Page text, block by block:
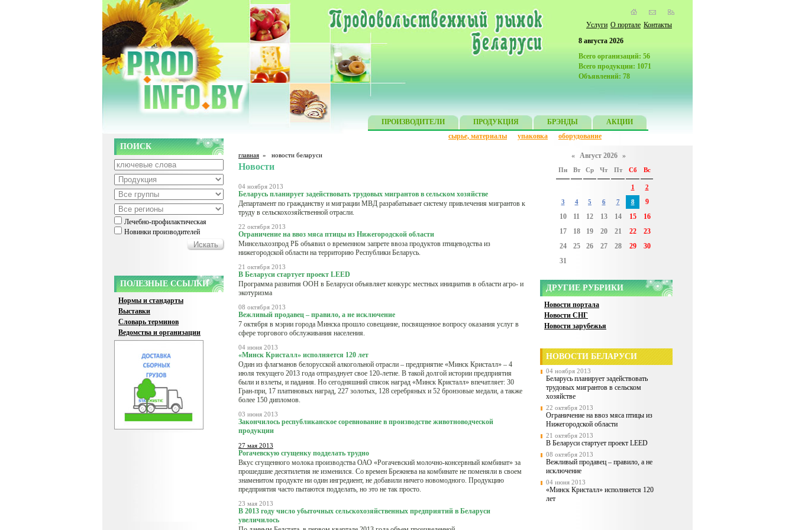
8 августа 2026
Всего организаций: 56
Всего продукции: 1071
Объявлений: 78
ПРОИЗВОДИТЕЛИ ПРОДУКЦИЯ БРЭНДЫ
АКЦИИ
сырье, материалы
упаковка оборудование
Услуги О портале Контакты
ПОИСК
Лечебно-профилактическая
Новинки производителей
ПОЛЕЗНЫЕ ССЫЛКИ
Нормы и стандарты
Выставки
Словарь терминов
Ведомства и организации
главная » новости беларуси
Новости
04 ноября 2013
Беларусь планирует задействовать трудовых мигрантов в сельском хозяйстве
Департамент по гражданству и миграции МВД разрабатывает систему привлечения мигрантов к
труду в сельскохозяйственной отрасли.
22 октября 2013
Ограничение на ввоз мяса птицы из Нижегородской области
Минсельхозпрод РБ объявил о временном запрете ввоза продуктов птицеводства из
нижегородской области на территорию Республики Беларусь.
21 октября 2013
В Беларуси стартует проект LEED
Программа развития ООН в Беларуси объявляет конкурс местных инициатив в области агро- и
экотуризма
08 октября 2013
Вежливый продавец – правило, а не исключение
7 октября в мэрии города Минска прошло совещание, посвященное вопросу оказания услуг в
сфере торгового обслуживания населения.
04 июня 2013
«Минск Кристалл» исполняется 120 лет
Один из флагманов белорусской алкогольной отрасли – предприятие «Минск Кристалл» – 4
июля текущего 2013 года отпразднует свое 120-летие. В такой долгой истории предприятия
были и взлеты, и падания. Но сегодняшний список наград «Минск Кристалл» впечатляет: 30
Гран-при, 17 платиновых наград, 227 золотых, 128 серебряных и 52 бронзовые медали, а также
более 150 дипломов.
03 июня 2013
Закончилось республиканское соревнование в производстве животноводческой
продукции
27 мая 2013
Рогачевскую сгущенку подделать трудно
Вкус сгущенного молока производства ОАО «Рогачевский молочно-консервный комбинат» за
прошедшие десятилетия не изменился. Со времен Брежнева на комбинате не поменяли в своем
знаменитом продукте ни один ингредиент, не добавили ничего новомодного. Продукцию
предприятия часто пытаются подделать, но это не так просто.
23 мая 2013
В 2013 году число убыточных сельскохозяйственных предприятий в Беларуси
увеличилось
« Август 2026 »
Пн Вт Ср Чт Пт Сб Вс
1 2
3 4 5 6 7 8
9
10
11 12 13 14 15
16
17
18 19 20 21 22
23
24
25 26 27 28 29
30
31
ДРУГИЕ РУБРИКИ
Новости портала
Новости СНГ
Новости зарубежья
НОВОСТИ БЕЛАРУСИ
04 ноября 2013
Беларусь планирует задействовать
трудовых мигрантов в сельском
хозяйстве
22 октября 2013
Ограничение на ввоз мяса птицы из
Нижегородской области
21 октября 2013
В Беларуси стартует проект LEED
08 октября 2013
Вежливый продавец – правило, а не
исключение
04 июня 2013
«Минск Кристалл» исполняется 120
лет